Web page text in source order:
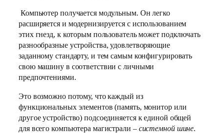
Компьютер получается модульным. Он легко
расширяется и модернизируется с использованием
этих гнезд, к которым пользователь может подключать
разнообразные устройства, удовлетворяющие
заданному стандарту, и тем самым конфигурировать
свою машину в соответствии с личными
предпочтениями.
Это возможно потому, что каждый из
функциональных элементов (память, монитор или
другое устройство) подсоединяется к единой общей
для всего компьютера магистрали – системной шине.